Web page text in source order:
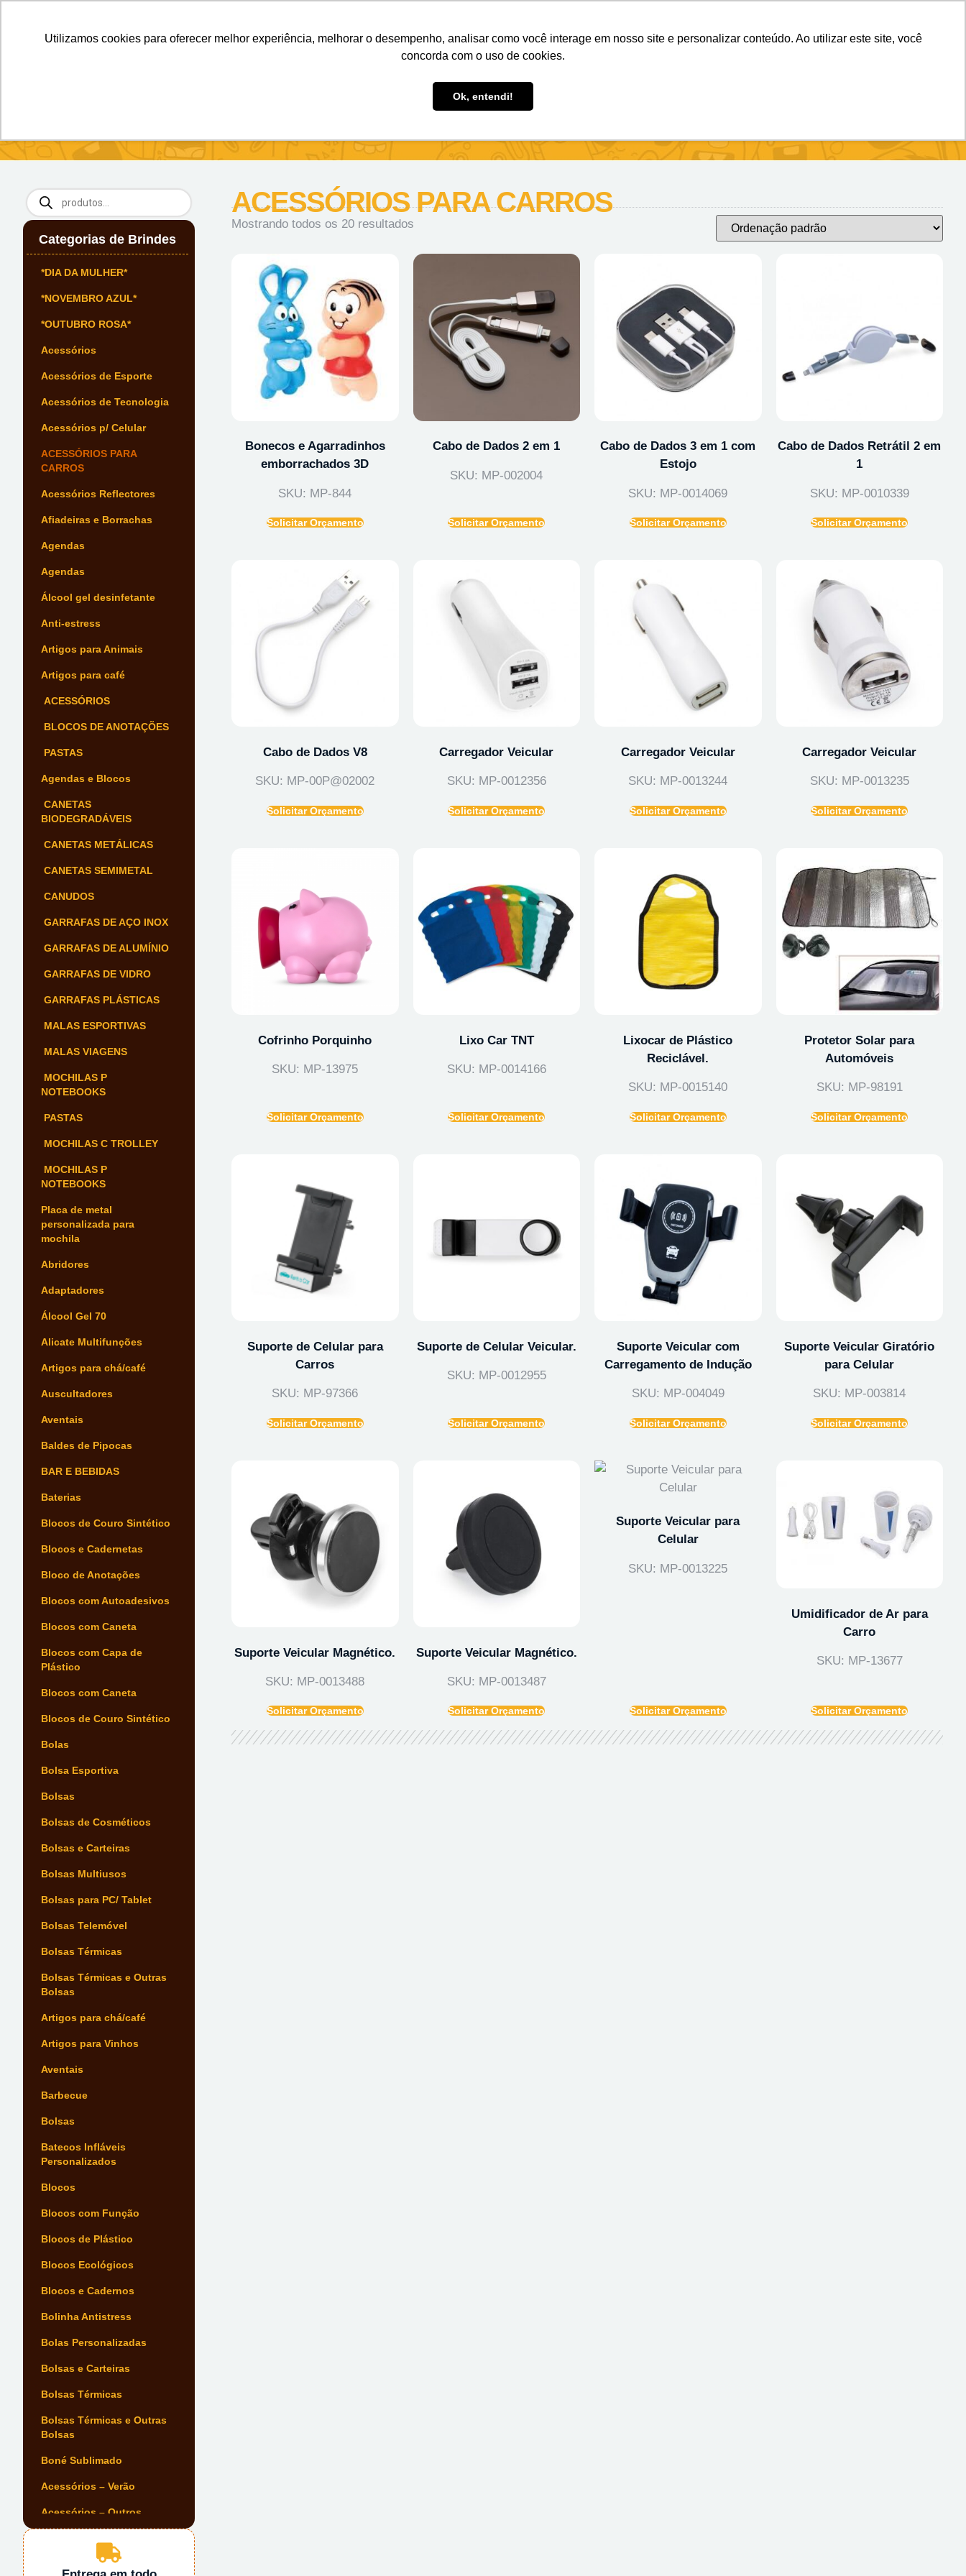
Utilizamos cookies para oferecer melhor experiência, melhorar o desempenho, analisar como você interage em nosso site e personalizar conteúdo. Ao utilizar este site, você
concorda com o uso de cookies.
Ok, entendi!
Brindes Personalizados Brindes Ecológicos
Categorias de Brindes
*DIA DA MULHER*
*NOVEMBRO AZUL*
*OUTUBRO ROSA*
Acessórios
Acessórios de Esporte
Acessórios de Tecnologia
Acessórios p/ Celular
ACESSÓRIOS PARA
CARROS
Acessórios Reflectores
Afiadeiras e Borrachas
Agendas
Agendas
Álcool gel desinfetante
Anti-estress
Artigos para Animais
Artigos para café
ACESSÓRIOS
BLOCOS DE ANOTAÇÕES
PASTAS
Agendas e Blocos
CANETAS
BIODEGRADÁVEIS
CANETAS METÁLICAS
CANETAS SEMIMETAL
CANUDOS
GARRAFAS DE AÇO INOX
GARRAFAS DE ALUMÍNIO
GARRAFAS DE VIDRO
GARRAFAS PLÁSTICAS
MALAS ESPORTIVAS
MALAS VIAGENS
MOCHILAS P
NOTEBOOKS
PASTAS
MOCHILAS C TROLLEY
MOCHILAS P
NOTEBOOKS
Placa de metal
personalizada para
mochila
Abridores
Adaptadores
Álcool Gel 70
Alicate Multifunções
Artigos para chá/café
Auscultadores
Aventais
Baldes de Pipocas
BAR E BEBIDAS
Baterias
Blocos de Couro Sintético
Blocos e Cadernetas
Bloco de Anotações
Blocos com Autoadesivos
Blocos com Caneta
Blocos com Capa de
Plástico
Blocos com Caneta
Blocos de Couro Sintético
Bolas
Bolsa Esportiva
Bolsas
Bolsas de Cosméticos
Bolsas e Carteiras
Bolsas Multiusos
Bolsas para PC/ Tablet
Bolsas Telemóvel
Bolsas Térmicas
Bolsas Térmicas e Outras
Bolsas
Artigos para chá/café
Artigos para Vinhos
Aventais
Barbecue
Bolsas
Batecos Infláveis
Personalizados
Blocos
Blocos com Função
Blocos de Plástico
Blocos Ecológicos
Blocos e Cadernos
Bolinha Antistress
Bolas Personalizadas
Bolsas e Carteiras
Bolsas Térmicas
Bolsas Térmicas e Outras
Bolsas
Boné Sublimado
Acessórios – Verão
Acessórios – Outros
Acessórios de Escrita
ACESSÓRIOS PARA CARROS
Mostrando todos os 20 resultados
Bonecos e Agarradinhos
emborrachados 3D
SKU: MP-844
Solicitar Orçamento
Cabo de Dados 2 em 1
SKU: MP-002004
Solicitar Orçamento
Cabo de Dados 3 em 1 com
Estojo
SKU: MP-0014069
Solicitar Orçamento
Cabo de Dados Retrátil 2 em
1
SKU: MP-0010339
Solicitar Orçamento
Cabo de Dados V8
SKU: MP-00P@02002
Solicitar Orçamento
Carregador Veicular
SKU: MP-0012356
Solicitar Orçamento
Carregador Veicular
SKU: MP-0013244
Solicitar Orçamento
Carregador Veicular
SKU: MP-0013235
Solicitar Orçamento
Cofrinho Porquinho
SKU: MP-13975
Solicitar Orçamento
Lixo Car TNT
SKU: MP-0014166
Solicitar Orçamento
Lixocar de Plástico
Reciclável.
SKU: MP-0015140
Solicitar Orçamento
Protetor Solar para
Automóveis
SKU: MP-98191
Solicitar Orçamento
Suporte de Celular para
Carros
SKU: MP-97366
Solicitar Orçamento
Suporte de Celular Veicular.
SKU: MP-0012955
Solicitar Orçamento
Suporte Veicular com
Carregamento de Indução
SKU: MP-004049
Solicitar Orçamento
Suporte Veicular Giratório
para Celular
SKU: MP-003814
Solicitar Orçamento
Suporte Veicular Magnético.
SKU: MP-0013488
Solicitar Orçamento
Suporte Veicular Magnético.
SKU: MP-0013487
Solicitar Orçamento
Suporte Veicular para
Celular
SKU: MP-0013225
Solicitar Orçamento
Umidificador de Ar para
Carro
SKU: MP-13677
Solicitar Orçamento